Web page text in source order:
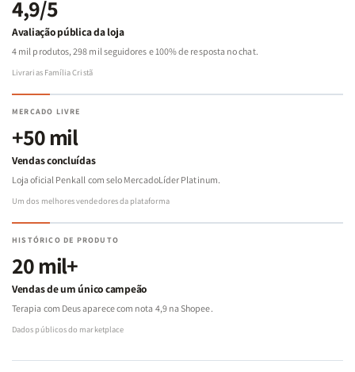
4,9/5
Avaliação pública da loja
4 mil produtos, 298 mil seguidores e 100% de resposta no chat.
Livrarias Família Cristã
MERCADO LIVRE
+50 mil
Vendas concluídas
Loja oficial Penkall com selo MercadoLíder Platinum.
Um dos melhores vendedores da plataforma
HISTÓRICO DE PRODUTO
20 mil+
Vendas de um único campeão
Terapia com Deus aparece com nota 4,9 na Shopee.
Dados públicos do marketplace